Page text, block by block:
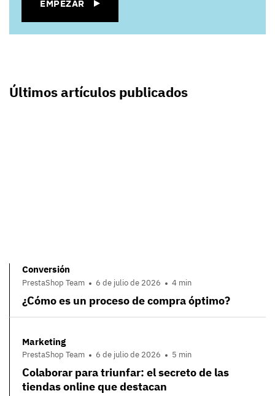
EMPEZAR
Últimos artículos publicados
Conversión
PrestaShop Team 6 de julio de 2026 4 min
¿Cómo es un proceso de compra óptimo?
Marketing
PrestaShop Team 6 de julio de 2026 5 min
Colaborar para triunfar: el secreto de las
tiendas online que destacan